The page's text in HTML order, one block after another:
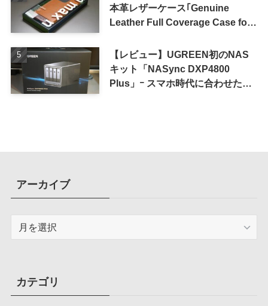
本革レザーケース｢Genuine
Leather Full Coverage Case for
【レビュー】UGREEN初のNAS
キット「NASync DXP4800
Plus」ｰ スマホ時代に合わせた設
アーカイブ
ブカテゴリ